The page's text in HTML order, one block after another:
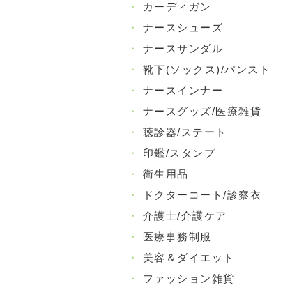
・
カーディガン
・
ナースシューズ
・
ナースサンダル
・
靴下(ソックス)/パンスト
・
ナースインナー
・
ナースグッズ/医療雑貨
・
聴診器/ステート
・
印鑑/スタンプ
・
衛生用品
・
ドクターコート/診察衣
・
介護士/介護ケア
・
医療事務制服
・
美容＆ダイエット
・
ファッション雑貨